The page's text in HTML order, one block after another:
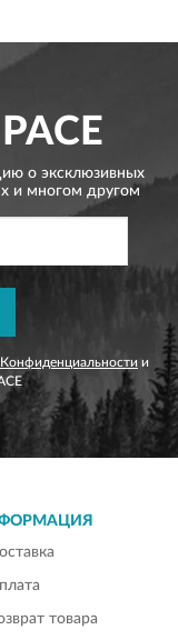
о эксклюзивных
и многом другом
и
товара